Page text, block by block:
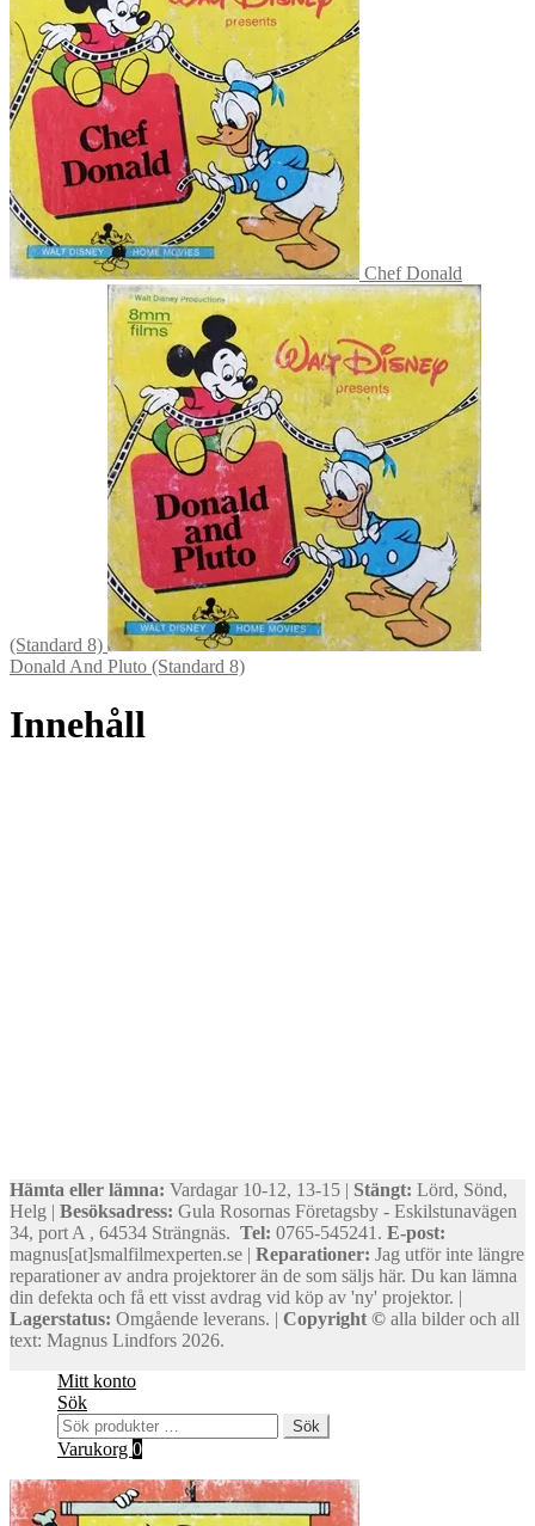
Chef Donald
(Standard 8)
Donald And Pluto (Standard 8)
Innehåll
Hämta eller lämna: Vardagar 10-12, 13-15 | Stängt: Lörd, Sönd,
Helg | Besöksadress: Gula Rosornas Företagsby - Eskilstunavägen
34, port A , 64534 Strängnäs. Tel: 0765-545241. E-post:
magnus[at]smalfilmexperten.se | Reparationer: Jag utför inte längre
reparationer av andra projektorer än de som säljs här. Du kan lämna
din defekta och få ett visst avdrag vid köp av 'ny' projektor. |
Lagerstatus: Omgående leverans. | Copyright © alla bilder och all
text: Magnus Lindfors 2026.
Mitt konto
Sök
Sök
efter:
Sök
Varukorg 0